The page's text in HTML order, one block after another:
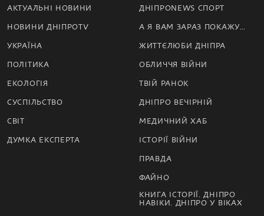
АКТУАЛЬНІ НОВИНИ
НОВИНИ ДНІПРОTV
УКРАЇНА
ПОЛІТИКА
ЕКОЛОГІЯ
СУСПІЛЬСТВО
СВІТ
ДУМКА ЕКСПЕРТА
ДНІПРОNEWS СПОРТ
А Я ВАМ ЗАРАЗ ПОКАЖУ…
ЖИТТЄЛЮБИ ДНІПРА
ОБЛИЧЧЯ ВІЙНИ
ТВІЙ РАНОК
ДНІПРО ВЕЧІРНІЙ
МЕДИЧНИЙ ХАБ
ІСТОРІЇ ВІЙНИ
ПРАВДА
ФАЙНО
КНИГА ІСТОРІЇ. ДНІПРО
НАВІКИ. ДНІПРО У ВІКАХ